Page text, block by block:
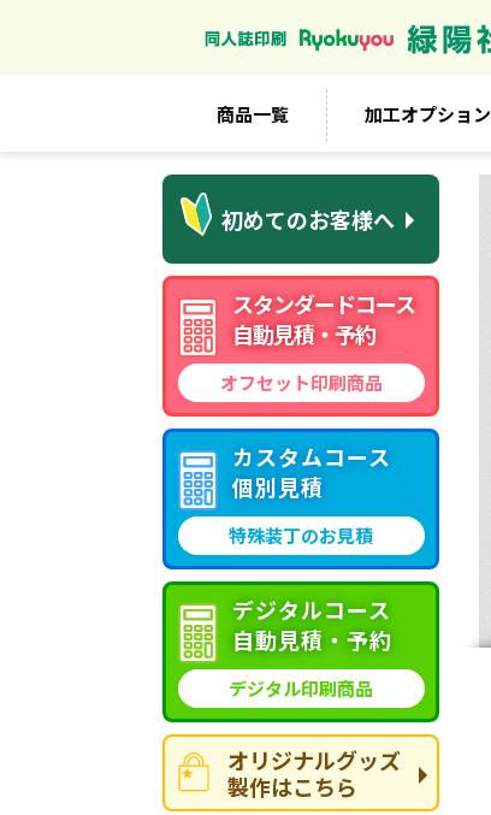
商品一覧 加工オプション
初めてのお客様へ
スタンダードコース
自動見積・予約
オフセット印刷商品
カスタムコース
個別見積
特殊装丁のお見積
デジタルコース
自動見積・予約
デジタル印刷商品
オリジナルグッズ
製作はこちら